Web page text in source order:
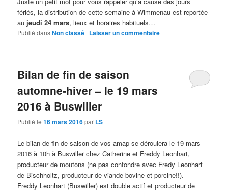
fériés, la distribution de cette semaine à Wimmenau est reportée
au jeudi 24 mars, lieux et horaires habituels…
Publié dansNon classé | Laisser un commentaire
Bilan de fin de saison
automne-hiver – le 19 mars
2016 à Buswiller
Publié le16 mars 2016par LS
Le bilan de fin de saison de vos amap se déroulera le 19 mars
2016 à 10h à Buswiller chez Catherine et Freddy Leonhart,
producteur de moutons (ne pas confondre avec Fredy Leonhart
de Bischholtz, producteur de viande bovine et porcine!!).
Freddy Leonhart (Buswiller) est double actif et producteur de